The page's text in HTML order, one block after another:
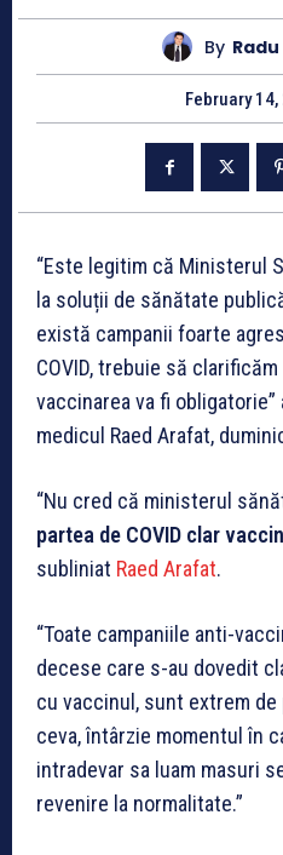
By
February 14,
“Este legitim că Ministerul
la soluții de sănătate
există campanii foarte
COVID, trebuie să
vaccinarea va fi obligatorie”
medicul Raed Arafat,
“Nu cred că ministerul
partea de COVID clar
subliniat Raed Arafat.
“Toate campaniile anti-
decese care s-au dovedit
cu vaccinul, sunt extrem
ceva, întârzie momentul în
intradevar sa luam masuri
revenire la normalitate.”